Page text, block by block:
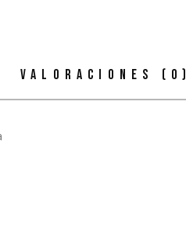
VALORACIONES (0)